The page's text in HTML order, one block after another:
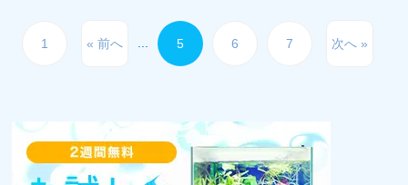
1 « 前へ ... 5 6 7 次へ »